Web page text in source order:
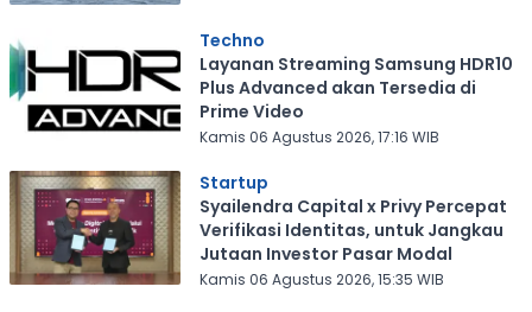
Techno
Layanan Streaming Samsung HDR10
Plus Advanced akan Tersedia di
Prime Video
Kamis 06 Agustus 2026, 17:16 WIB
Startup
Syailendra Capital x Privy Percepat
Verifikasi Identitas, untuk Jangkau
Jutaan Investor Pasar Modal
Kamis 06 Agustus 2026, 15:35 WIB